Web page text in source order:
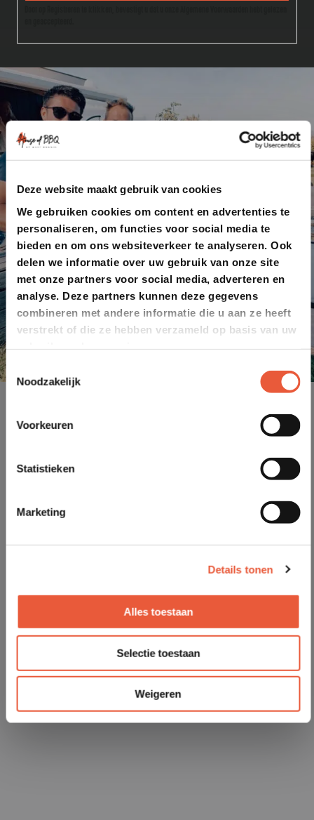
Deze website maakt gebruik van cookies
We gebruiken cookies om content en advertenties te
personaliseren, om functies voor social media te
bieden en om ons websiteverkeer te analyseren. Ook
delen we informatie over uw gebruik van onze site
met onze partners voor social media, adverteren en
analyse. Deze partners kunnen deze gegevens
combineren met andere informatie die u aan ze heeft
verstrekt of die ze hebben verzameld op basis van uw
Toestemmingsselectie
Noodzakelijk
Voorkeuren
Statistieken
Marketing
Details tonen
Alles toestaan
Selectie toestaan
Weigeren